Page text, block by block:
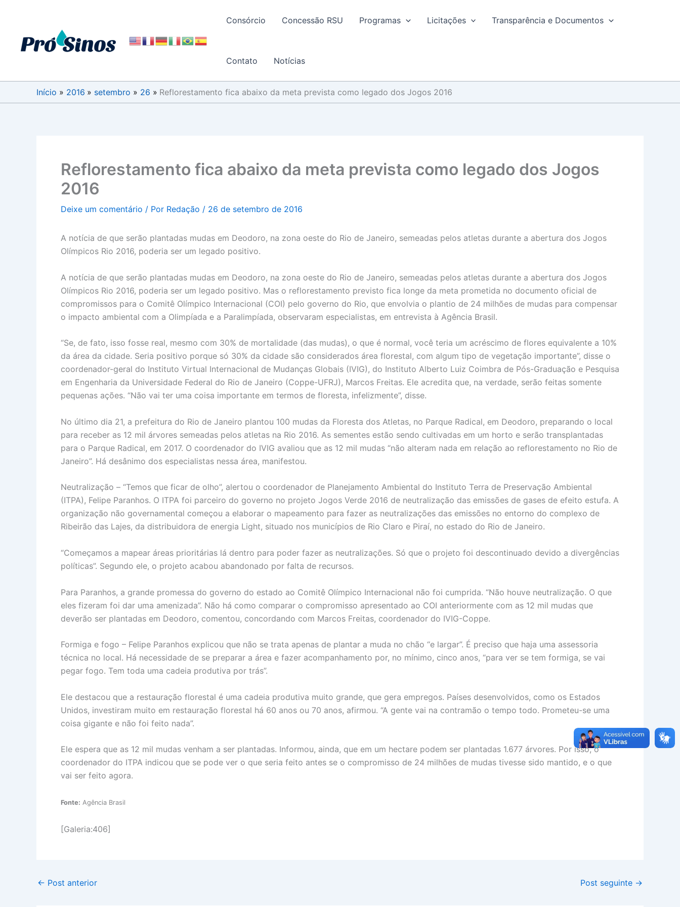
conteúdo
Consórcio Concessão RSU Programas Licitações Transparência e Documentos
Contato Notícias
Início 2016 setembro 26 Reflorestamento fica abaixo da meta prevista como legado dos Jogos 2016
Reflorestamento fica abaixo da meta prevista como legado dos Jogos
2016
Deixe um comentário / Por Redação / 26 de setembro de 2016
A notícia de que serão plantadas mudas em Deodoro, na zona oeste do Rio de Janeiro, semeadas pelos atletas durante a abertura dos Jogos
Olímpicos Rio 2016, poderia ser um legado positivo.
A notícia de que serão plantadas mudas em Deodoro, na zona oeste do Rio de Janeiro, semeadas pelos atletas durante a abertura dos Jogos
Olímpicos Rio 2016, poderia ser um legado positivo. Mas o reflorestamento previsto fica longe da meta prometida no documento oficial de
compromissos para o Comitê Olímpico Internacional (COI) pelo governo do Rio, que envolvia o plantio de 24 milhões de mudas para compensar
o impacto ambiental com a Olimpíada e a Paralimpíada, observaram especialistas, em entrevista à Agência Brasil.
“Se, de fato, isso fosse real, mesmo com 30% de mortalidade (das mudas), o que é normal, você teria um acréscimo de flores equivalente a 10%
da área da cidade. Seria positivo porque só 30% da cidade são considerados área florestal, com algum tipo de vegetação importante”, disse o
coordenador-geral do Instituto Virtual Internacional de Mudanças Globais (IVIG), do Instituto Alberto Luiz Coimbra de Pós-Graduação e Pesquisa
em Engenharia da Universidade Federal do Rio de Janeiro (Coppe-UFRJ), Marcos Freitas. Ele acredita que, na verdade, serão feitas somente
pequenas ações. “Não vai ter uma coisa importante em termos de floresta, infelizmente”, disse.
No último dia 21, a prefeitura do Rio de Janeiro plantou 100 mudas da Floresta dos Atletas, no Parque Radical, em Deodoro, preparando o local
para receber as 12 mil árvores semeadas pelos atletas na Rio 2016. As sementes estão sendo cultivadas em um horto e serão transplantadas
para o Parque Radical, em 2017. O coordenador do IVIG avaliou que as 12 mil mudas “não alteram nada em relação ao reflorestamento no Rio de
Janeiro”. Há desânimo dos especialistas nessa área, manifestou.
Neutralização – “Temos que ficar de olho”, alertou o coordenador de Planejamento Ambiental do Instituto Terra de Preservação Ambiental
(ITPA), Felipe Paranhos. O ITPA foi parceiro do governo no projeto Jogos Verde 2016 de neutralização das emissões de gases de efeito estufa. A
organização não governamental começou a elaborar o mapeamento para fazer as neutralizações das emissões no entorno do complexo de
Ribeirão das Lajes, da distribuidora de energia Light, situado nos municípios de Rio Claro e Piraí, no estado do Rio de Janeiro.
“Começamos a mapear áreas prioritárias lá dentro para poder fazer as neutralizações. Só que o projeto foi descontinuado devido a divergências
políticas”. Segundo ele, o projeto acabou abandonado por falta de recursos.
Para Paranhos, a grande promessa do governo do estado ao Comitê Olímpico Internacional não foi cumprida. “Não houve neutralização. O que
eles fizeram foi dar uma amenizada”. Não há como comparar o compromisso apresentado ao COI anteriormente com as 12 mil mudas que
deverão ser plantadas em Deodoro, comentou, concordando com Marcos Freitas, coordenador do IVIG-Coppe.
Formiga e fogo – Felipe Paranhos explicou que não se trata apenas de plantar a muda no chão “e largar”. É preciso que haja uma assessoria
técnica no local. Há necessidade de se preparar a área e fazer acompanhamento por, no mínimo, cinco anos, “para ver se tem formiga, se vai
pegar fogo. Tem toda uma cadeia produtiva por trás”.
Ele destacou que a restauração florestal é uma cadeia produtiva muito grande, que gera empregos. Países desenvolvidos, como os Estados
Unidos, investiram muito em restauração florestal há 60 anos ou 70 anos, afirmou. “A gente vai na contramão o tempo todo. Prometeu-se uma
coisa gigante e não foi feito nada”.
Ele espera que as 12 mil mudas venham a ser plantadas. Informou, ainda, que em um hectare podem ser plantadas 1.677 árvores. Por isso, o
coordenador do ITPA indicou que se pode ver o que seria feito antes se o compromisso de 24 milhões de mudas tivesse sido mantido, e o que
vai ser feito agora.
Fonte: Agência Brasil
[Galeria:406]
← Post anterior Post seguinte →